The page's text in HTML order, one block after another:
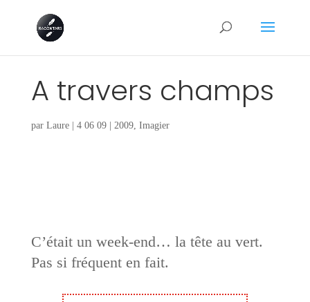
A travers champs
par Laure| 4 06 09| 2009, Imagier
C’était un week-end… la tête au vert.
Pas si fréquent en fait.